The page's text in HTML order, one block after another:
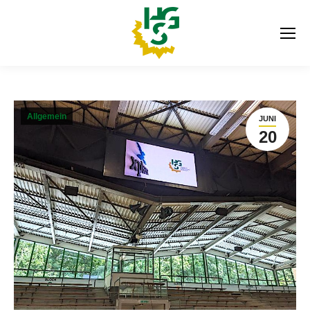
JUNI
20
Allgemein